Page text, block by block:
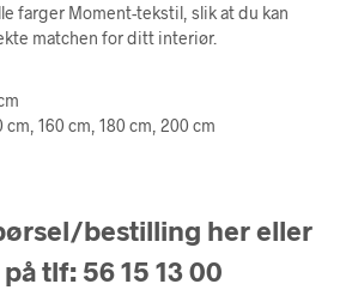
farger Moment-tekstil, slik at du kan
matchen for ditt interiør.
cm, 160 cm, 180 cm, 200 cm
bestilling her eller
tlf: 56 15 13 00